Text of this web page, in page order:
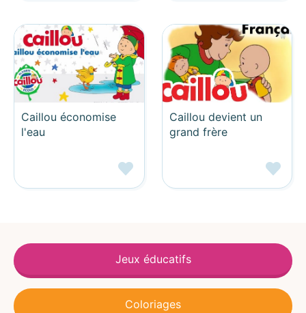
Caillou économise
l'eau
Caillou devient un
grand frère
Jeux éducatifs
Coloriages